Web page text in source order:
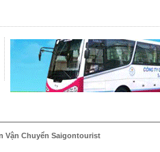
Vận Chuyển Saigontourist